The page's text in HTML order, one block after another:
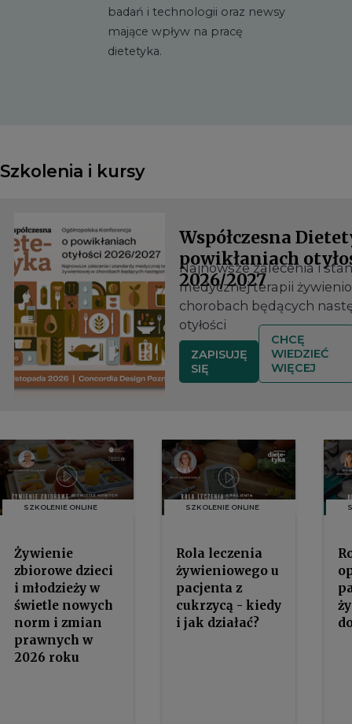
badań i technologii oraz newsy
mające wpływ na pracę
dietetyka.
Szkolenia i kursy
Współczesna
powikłaniach
2026/2027
Najnowsze zalecenia i
medycznej terapii
chorobach będących
otyłości
ZAPISUJĘ
SIĘ
CHCĘ
WIEDZIEĆ
WIĘCEJ
SZKOLENIE ONLINE
Żywienie
zbiorowe dzieci
i młodzieży w
świetle nowych
norm i zmian
prawnych w
2026 roku
SZKOLENIE ONLINE
Rola leczenia
żywieniowego u
pacjenta z
cukrzycą - kiedy
i jak działać?